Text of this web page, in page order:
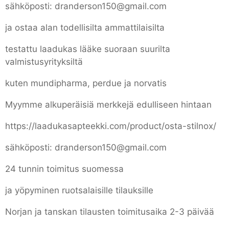
sähköposti: dranderson150@gmail.com
ja ostaa alan todellisilta ammattilaisilta
testattu laadukas lääke suoraan suurilta
valmistusyrityksiltä
kuten mundipharma, perdue ja norvatis
Myymme alkuperäisiä merkkejä edulliseen hintaan
https://laadukasapteekki.com/product/osta-stilnox/
sähköposti: dranderson150@gmail.com
24 tunnin toimitus suomessa
ja yöpyminen ruotsalaisille tilauksille
Norjan ja tanskan tilausten toimitusaika 2-3 päivää